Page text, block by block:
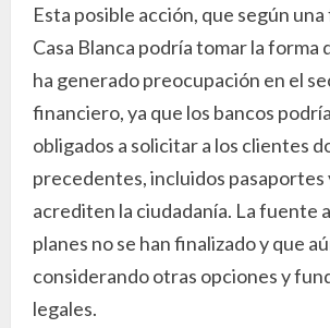
Esta posible acción, que según
Casa Blanca podría tomar la forma
ha generado preocupación en el
financiero, ya que los bancos
obligados a solicitar a los clientes
precedentes, incluidos pasaportes
acrediten la ciudadanía. La fuente
planes no se han finalizado y que
considerando otras opciones y
legales.